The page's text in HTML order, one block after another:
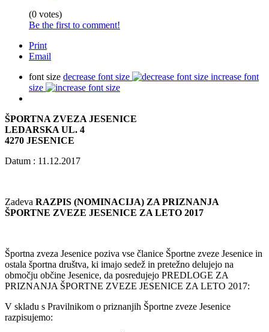
(0 votes)
Be the first to comment!
Print
Email
font size decrease font size
increase font
size
ŠPORTNA ZVEZA JESENICE
LEDARSKA UL. 4
4270 JESENICE
Datum : 11.12.2017
Zadeva RAZPIS (NOMINACIJA) ZA PRIZNANJA
ŠPORTNE ZVEZE JESENICE ZA LETO 2017
Športna zveza Jesenice poziva vse članice Športne zveze Jesenice in
ostala športna društva, ki imajo sedež in pretežno delujejo na
območju občine Jesenice, da posredujejo PREDLOGE ZA
PRIZNANJA ŠPORTNE ZVEZE JESENICE ZA LETO 2017:
V skladu s Pravilnikom o priznanjih Športne zveze Jesenice
razpisujemo: